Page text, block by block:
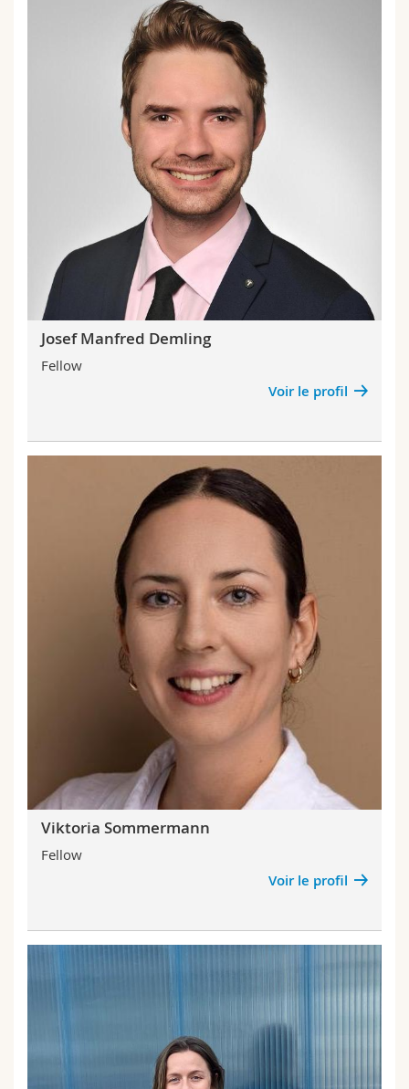
Josef Manfred Demling
Fellow
Voir le profil
Viktoria Sommermann
Fellow
Voir le profil